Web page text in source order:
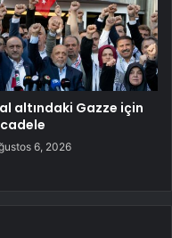
altındaki Gazze için
6, 2026